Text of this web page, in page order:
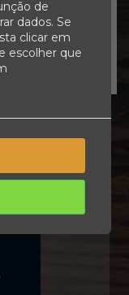
Por: R$ ,00
de
dados. Se
clicar em
escolher que